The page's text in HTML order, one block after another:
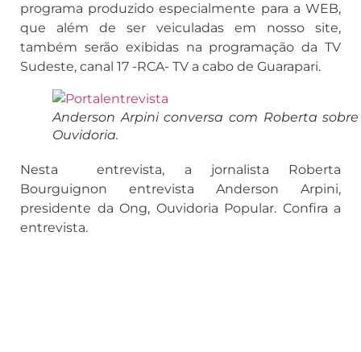
programa produzido especialmente para a WEB,
que além de ser veiculadas em nosso site,
também serão exibidas na programação da TV
Sudeste, canal 17 -RCA- TV a cabo de Guarapari.
Anderson Arpini conversa com Roberta
Ouvidoria.
Nesta entrevista, a jornalista Roberta
Bourguignon entrevista Anderson Arpini,
presidente da Ong, Ouvidoria Popular. Confira a
entrevista.